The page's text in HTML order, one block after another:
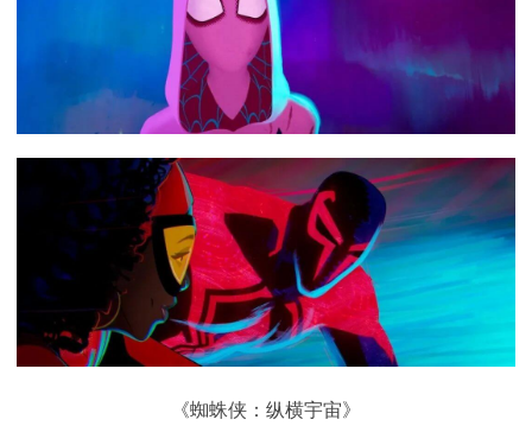
《蜘蛛侠：纵横宇宙》